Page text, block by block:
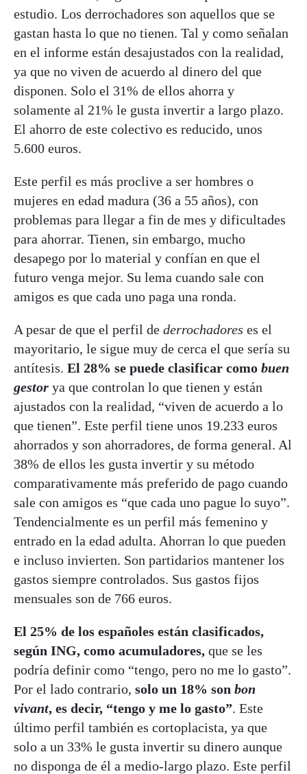
estudio. Los derrochadores son aquellos que se
gastan hasta lo que no tienen. Tal y como señalan
en el informe están desajustados con la realidad,
ya que no viven de acuerdo al dinero del que
disponen. Solo el 31% de ellos ahorra y
solamente al 21% le gusta invertir a largo plazo.
El ahorro de este colectivo es reducido, unos
5.600 euros.
Este perfil es más proclive a ser hombres o
mujeres en edad madura (36 a 55 años), con
problemas para llegar a fin de mes y dificultades
para ahorrar. Tienen, sin embargo, mucho
desapego por lo material y confían en que el
futuro venga mejor. Su lema cuando sale con
amigos es que cada uno paga una ronda.
A pesar de que el perfil de derrochadores es el
mayoritario, le sigue muy de cerca el que sería su
antítesis. El 28% se puede clasificar como buen
gestor ya que controlan lo que tienen y están
ajustados con la realidad, “viven de acuerdo a lo
que tienen”. Este perfil tiene unos 19.233 euros
ahorrados y son ahorradores, de forma general. Al
38% de ellos les gusta invertir y su método
comparativamente más preferido de pago cuando
sale con amigos es “que cada uno pague lo suyo”.
Tendencialmente es un perfil más femenino y
entrado en la edad adulta. Ahorran lo que pueden
e incluso invierten. Son partidarios mantener los
gastos siempre controlados. Sus gastos fijos
mensuales son de 766 euros.
El 25% de los españoles están clasificados,
según ING, como acumuladores, que se les
podría definir como “tengo, pero no me lo gasto”.
Por el lado contrario, solo un 18% son bon
vivant, es decir, “tengo y me lo gasto”. Este
último perfil también es cortoplacista, ya que
solo a un 33% le gusta invertir su dinero aunque
no disponga de él a medio-largo plazo. Este perfil